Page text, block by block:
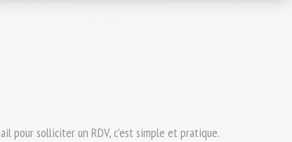
pour solliciter un RDV, c'est simple et pratique.